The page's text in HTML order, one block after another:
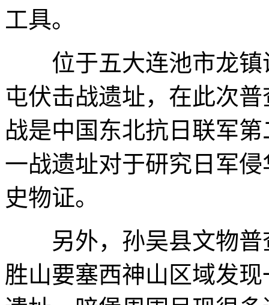
工具。
位于五大连池市龙镇
屯伏击战遗址，在此次
战是中国东北抗日联军
一战遗址对于研究日军
史物证。
另外，孙吴县文物普
胜山要塞西神山区域发